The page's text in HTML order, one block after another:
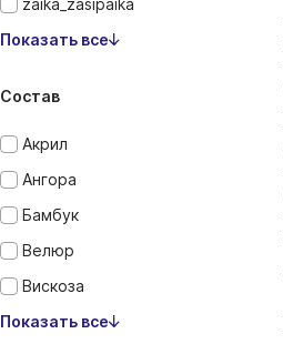
zaika_zasipaika
Показать все
Состав
Акрил
Ангора
Бамбук
Велюр
Вискоза
Показать все